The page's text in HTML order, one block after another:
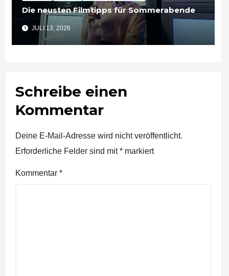
Die neusten Filmtipps für Sommerabende
JULI 13, 2026
Schreibe einen
Kommentar
Deine E-Mail-Adresse wird nicht veröffentlicht.
Erforderliche Felder sind mit* markiert
Kommentar *